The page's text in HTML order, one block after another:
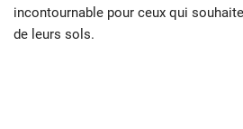
incontournable pour ceux qui
de leurs sols.